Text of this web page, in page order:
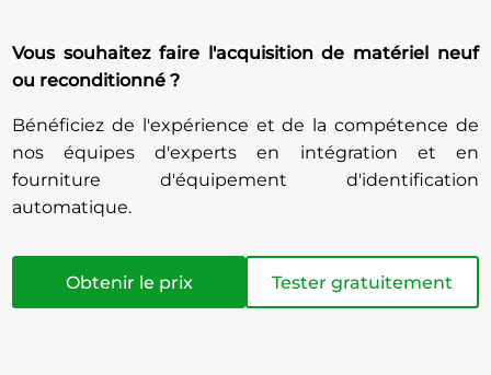
Vous souhaitez faire l'acquisition de matériel neuf
ou reconditionné ?
Bénéficiez de l'expérience et de la compétence de
nos équipes d'experts en intégration et en
fourniture d'équipement d'identification
automatique.
Obtenir le prix Tester gratuitement